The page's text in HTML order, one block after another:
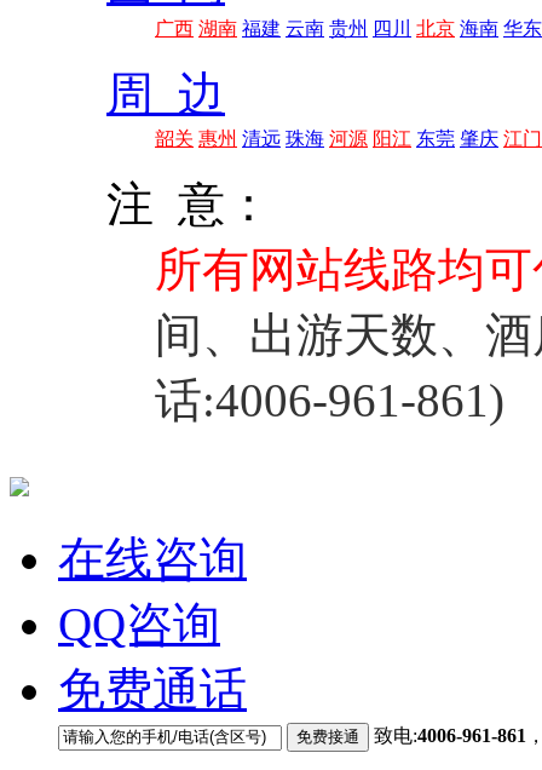
广西 湖南 福建 云南 贵州 四川 北京 海南 华东
周 边
韶关 惠州 清远 珠海 河源 阳江 东莞 肇庆 江门
注 意：
所有网站线路均
间、出游天数、
话:4006-961-861)
在线咨询
QQ咨询
免费通话
致电:4006-961-861